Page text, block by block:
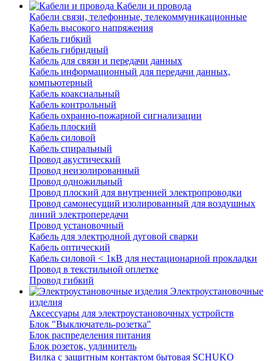
Кабели и провода
Кабели связи, телефонные, телекоммуникационные
Кабель высокого напряжения
Кабель гибкий
Кабель гибридный
Кабель для связи и передачи данных
Кабель информационный для передачи данных,
компьютерный
Кабель коаксиальный
Кабель контрольный
Кабель охранно-пожарной сигнализации
Кабель плоский
Кабель силовой
Кабель спиральный
Провод акустический
Провод неизолированный
Провод одножильный
Провод плоский для внутренней электропроводки
Провод самонесущий изолированный для воздушных
линий электропередачи
Провод установочный
Кабель для электродной дуговой сварки
Кабель оптический
Кабель силовой < 1кВ для нестационарной прокладки
Провод в текстильной оплетке
Провод гибкий
Электроустановочные
изделия
Аксессуары для электроустановочных устройств
Блок "Выключатель-розетка"
Блок распределения питания
Блок розеток, удлинитель
Вилка с защитным контактом бытовая SCHUKO